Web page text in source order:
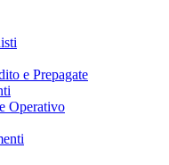
e Prepagate
Operativo